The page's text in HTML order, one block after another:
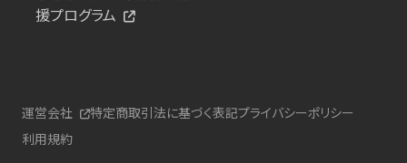
援プログラム
運営会社 特定商取引法に基づく表記プライバシーポリシー
利用規約